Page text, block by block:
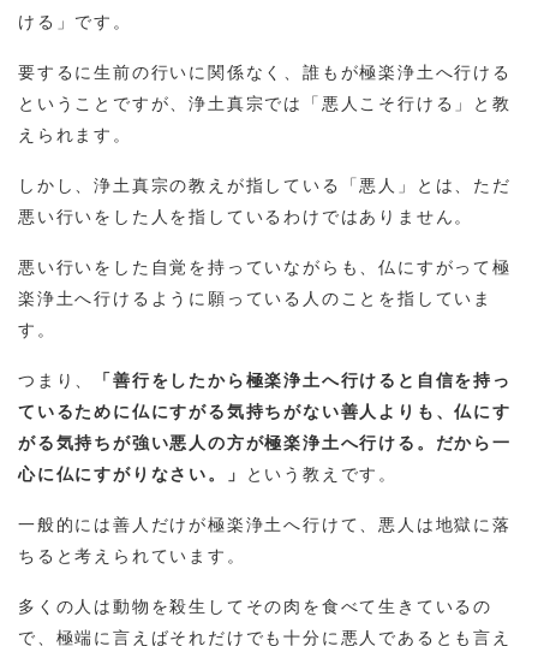
ける」です。
要するに生前の行いに関係なく、誰もが極楽浄土へ行ける
ということですが、浄土真宗では「悪人こそ行ける」と教
えられます。
しかし、浄土真宗の教えが指している「悪人」とは、ただ
悪い行いをした人を指しているわけではありません。
悪い行いをした自覚を持っていながらも、仏にすがって極
楽浄土へ行けるように願っている人のことを指していま
す。
つまり、
「善行をしたから極楽浄土へ行けると自信を持っ
ているために仏にすがる気持ちがない善人よりも、仏にす
がる気持ちが強い悪人の方が極楽浄土へ行ける。だから一
心に仏にすがりなさい。」 という教えです。
一般的には善人だけが極楽浄土へ行けて、悪人は地獄に落
ちると考えられています。
多くの人は動物を殺生してその肉を食べて生きているの
で、極端に言えばそれだけでも十分に悪人であるとも言え